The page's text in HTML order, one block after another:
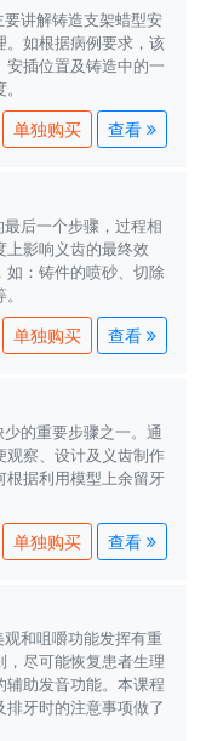
讲解铸造支架蜡型安
。如根据病例要求，该
插位置及铸造中的一
查看
后一个步骤，过程相
上影响义齿的最终效
如：铸件的喷砂、切除
查看
的重要步骤之一。通
观察、设计及义齿制作
根据利用模型上余留牙
查看
和咀嚼功能发挥有重
尽可能恢复患者生理
助发音功能。本课程
牙时的注意事项做了